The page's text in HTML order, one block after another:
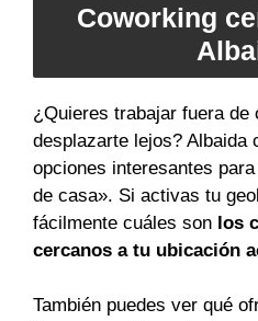
Coworking
¿Quieres trabajar fuera de
desplazarte lejos? Albaida
opciones interesantes
de casa». Si activas tu
fácilmente cuáles son los
cercanos a tu ubicación
También puedes ver qué